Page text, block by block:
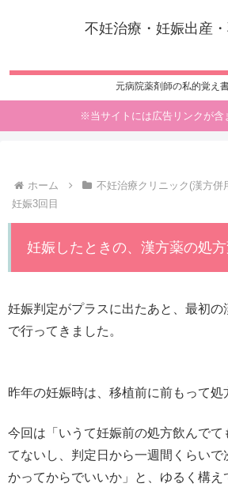
不妊治療・妊娠出産
元病院薬剤師の私的覚え
※当サイトには広告リンクが
ホーム 不妊治療クリニック(漢方併
妊娠3回目
妊娠したときの、漢方薬の処
妊娠判定がプラスに出たあと、最初の
で行ってきました。
昨年の妊娠時は、移植前に前もって処
今回は「いうて妊娠前の処方飲んでて
てないし、判定日から一週間くらいで
かってからでいいか」と、ゆるく構え